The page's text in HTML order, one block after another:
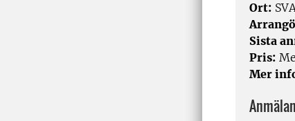
Ort:
Sista
Pris:
Mer
Anmälan